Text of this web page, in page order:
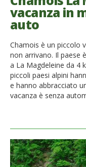
French
vacanza in
auto
Chamois è un piccolo
non arrivano. Il paese
a La Magdeleine da 4
piccoli paesi alpini
e hanno abbracciato
vacanza è senza